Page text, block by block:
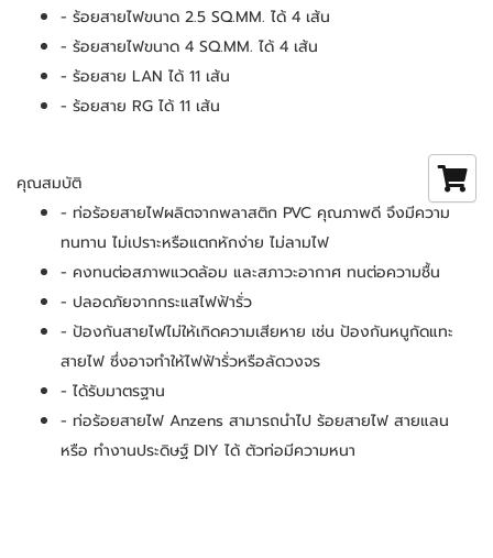
- ร้อยสายไฟขนาด 2.5 SQ.MM. ได้ 4 เส้น
- ร้อยสายไฟขนาด 4 SQ.MM. ได้ 4 เส้น
- ร้อยสาย LAN ได้ 11 เส้น
- ร้อยสาย RG ได้ 11 เส้น
คุณสมบัติ
- ท่อร้อยสายไฟผลิตจากพลาสติก PVC คุณภาพดี จึงมีความ
ทนทาน ไม่เปราะหรือแตกหักง่าย ไม่ลามไฟ
- คงทนต่อสภาพแวดล้อม และสภาวะอากาศ ทนต่อความชื้น
- ปลอดภัยจากกระแสไฟฟ้ารั่ว
- ป้องกันสายไฟไม่ให้เกิดความเสียหาย เช่น ป้องกันหนูกัดแทะ
สายไฟ ซึ่งอาจทำให้ไฟฟ้ารั่วหรือลัดวงจร
- ได้รับมาตรฐาน
- ท่อร้อยสายไฟ Anzens สามารถนำไป ร้อยสายไฟ สายแลน
หรือ ทำงานประดิษฐ์ DIY ได้ ตัวท่อมีความหนา